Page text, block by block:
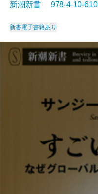
新潮新書 978-4-10-
新書電子書籍あり